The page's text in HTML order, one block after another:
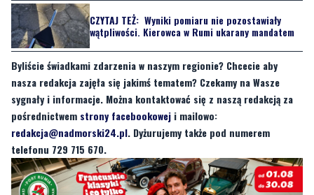
CZYTAJ TEŻ: Wyniki pomiaru nie pozostawiały
wątpliwości. Kierowca w Rumi ukarany mandatem
Byliście świadkami zdarzenia w naszym regionie? Chcecie aby
nasza redakcja zajęła się jakimś tematem? Czekamy na Wasze
sygnały i informacje. Można kontaktować się z naszą redakcją za
pośrednictwem strony facebookowej i mailowo:
redakcja@nadmorski24.pl. Dyżurujemy także pod numerem
telefonu 729 715 670.